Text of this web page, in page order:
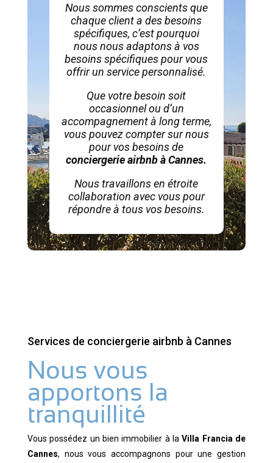
Nous sommes conscients que
chaque client a des besoins
spécifiques, c’est pourquoi
nous nous adaptons à vos
besoins spécifiques pour vous
offrir un service personnalisé.
Que votre besoin soit
occasionnel ou d’un
accompagnement à long terme,
vous pouvez compter sur nous
pour vos besoins de
conciergerie airbnb à Cannes.
Nous travaillons en étroite
collaboration avec vous pour
répondre à tous vos besoins.
Services de conciergerie airbnb à Cannes
Nous vous
apportons la
tranquillité
Vous possédez un bien immobilier à laVilla Francia de
Cannes, nous vous accompagnons pour une gestion